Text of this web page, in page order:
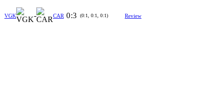
VGK - CAR 0:3 (0:1, 0:1, 0:1) Review